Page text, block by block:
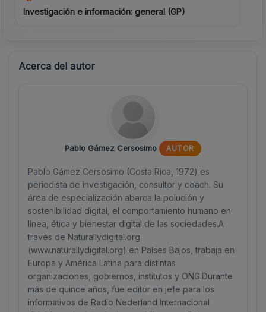
Investigación e información: general (GP)
Acerca del autor
Pablo Gámez Cersosimo AUTOR
Pablo Gámez Cersosimo (Costa Rica, 1972) es
periodista de investigación, consultor y coach. Su
área de especialización abarca la polución y
sostenibilidad digital, el comportamiento humano en
línea, ética y bienestar digital de las sociedades.A
través de Naturallydigital.org
(www.naturallydigital.org) en Países Bajos, trabaja en
Europa y América Latina para distintas
organizaciones, gobiernos, institutos y ONG.Durante
más de quince años, fue editor en jefe para los
informativos de Radio Nederland Internacional